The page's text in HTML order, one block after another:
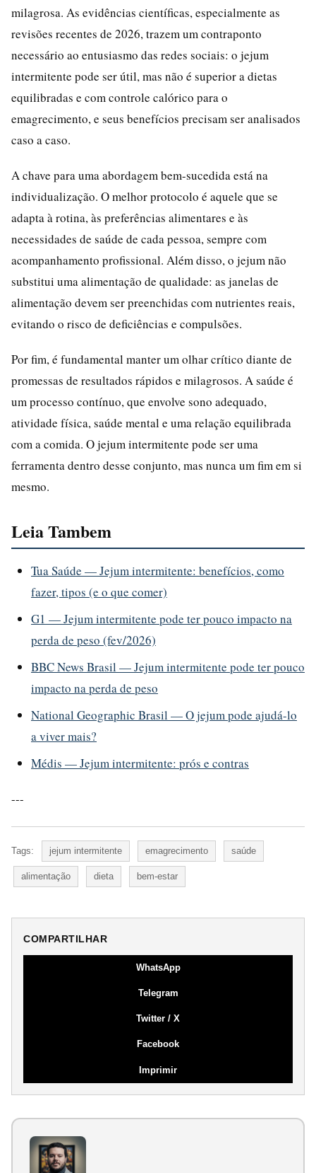
milagrosa. As evidências científicas, especialmente as
revisões recentes de 2026, trazem um contraponto
necessário ao entusiasmo das redes sociais: o jejum
intermitente pode ser útil, mas não é superior a dietas
equilibradas e com controle calórico para o
emagrecimento, e seus benefícios precisam ser analisados
caso a caso.
A chave para uma abordagem bem-sucedida está na
individualização. O melhor protocolo é aquele que se
adapta à rotina, às preferências alimentares e às
necessidades de saúde de cada pessoa, sempre com
acompanhamento profissional. Além disso, o jejum não
substitui uma alimentação de qualidade: as janelas de
alimentação devem ser preenchidas com nutrientes reais,
evitando o risco de deficiências e compulsões.
Por fim, é fundamental manter um olhar crítico diante de
promessas de resultados rápidos e milagrosos. A saúde é
um processo contínuo, que envolve sono adequado,
atividade física, saúde mental e uma relação equilibrada
com a comida. O jejum intermitente pode ser uma
ferramenta dentro desse conjunto, mas nunca um fim em si
mesmo.
Leia Tambem
Tua Saúde — Jejum intermitente: benefícios, como
fazer, tipos (e o que comer)
G1 — Jejum intermitente pode ter pouco impacto na
perda de peso (fev/2026)
BBC News Brasil — Jejum intermitente pode ter pouco
impacto na perda de peso
National Geographic Brasil — O jejum pode ajudá-lo
a viver mais?
Médis — Jejum intermitente: prós e contras
---
Tags: jejum intermitente emagrecimento saúde
alimentação dieta bem-estar
COMPARTILHAR
WhatsApp
Telegram
Twitter / X
Facebook
Imprimir